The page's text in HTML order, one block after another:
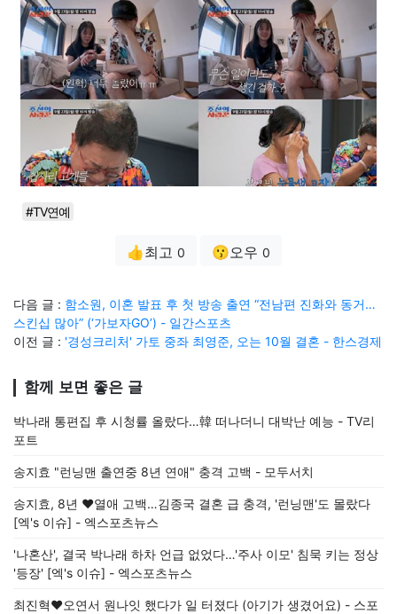
#TV연예
👍최고 0 😗오우 0
다음 글 : 함소원, 이혼 발표 후 첫 방송 출연 “전남편 진화와 동거…
스킨십 많아” (‘가보자GO’) - 일간스포츠
이전 글 : '경성크리처' 가토 중좌 최영준, 오는 10월 결혼 - 한스경제
함께 보면 좋은 글
박나래 통편집 후 시청률 올랐다…韓 떠나더니 대박난 예능 - TV리
포트
송지효 "런닝맨 출연중 8년 연애" 충격 고백 - 모두서치
송지효, 8년 ♥열애 고백…김종국 결혼 급 충격, '런닝맨'도 몰랐다
[엑's 이슈] - 엑스포츠뉴스
'나혼산', 결국 박나래 하차 언급 없었다…'주사 이모' 침묵 키는 정상
'등장' [엑's 이슈] - 엑스포츠뉴스
최진혁♥오연서 원나잇 했다가 일 터졌다 (아기가 생겼어요) - 스포